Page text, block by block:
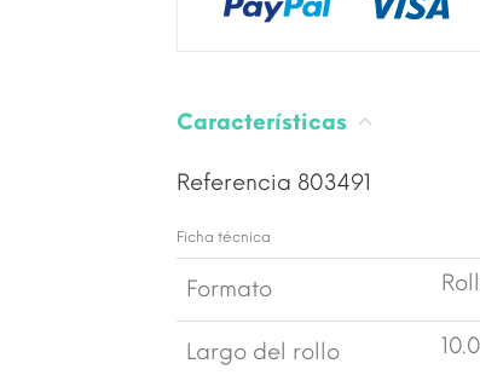
Características
Referencia 803491
Ficha técnica
Formato
Largo del rollo